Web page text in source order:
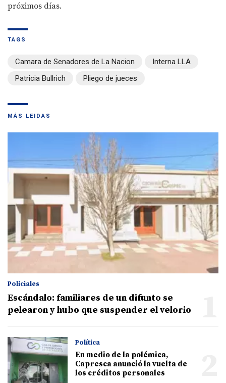
próximos días.
TAGS
Camara de Senadores de La Nacion
Interna LLA
Patricia Bullrich
Pliego de jueces
MÁS LEIDAS
Policiales
Escándalo: familiares de un difunto se
pelearon y hubo que suspender el velorio
Política
En medio de la polémica,
Capresca anunció la vuelta de
los créditos personales